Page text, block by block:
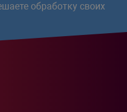
обработку своих